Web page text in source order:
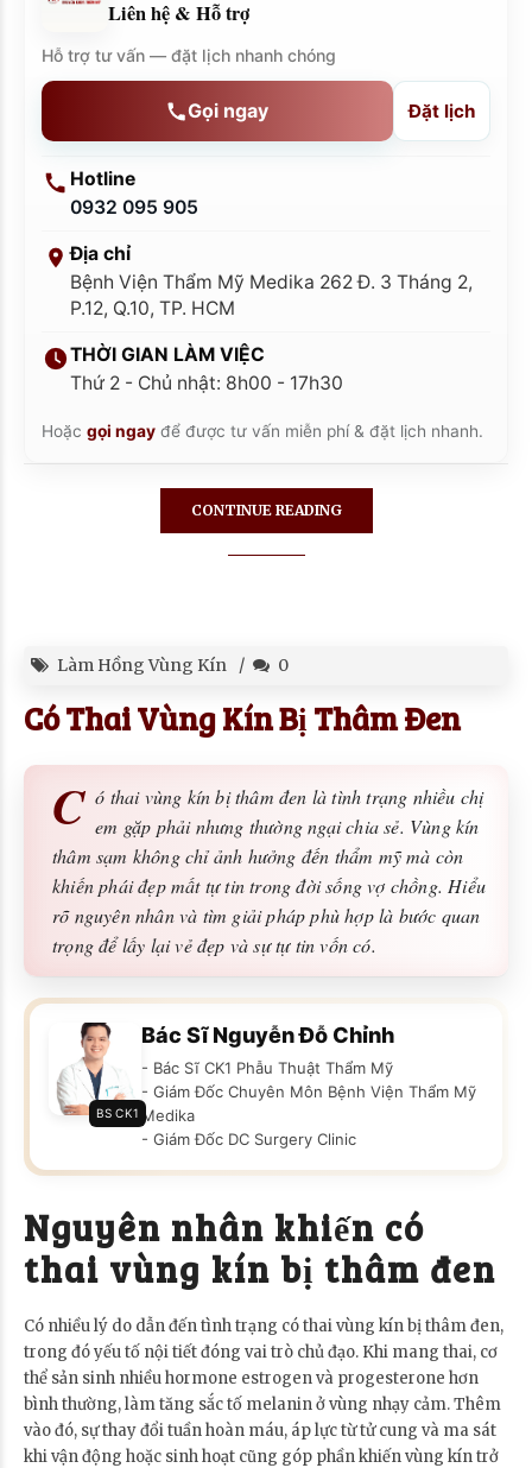
Liên hệ & Hỗ trợ
Hỗ trợ tư vấn — đặt lịch nhanh chóng
Gọi ngay Đặt lịch
Hotline
0932 095 905
Địa chỉ
Bệnh Viện Thẩm Mỹ Medika 262 Đ. 3 Tháng 2,
P.12, Q.10, TP. HCM
THỜI GIAN LÀM VIỆC
Thứ 2 - Chủ nhật: 8h00 - 17h30
Hoặc gọi ngay để được tư vấn miễn phí & đặt lịch nhanh.
CONTINUE READING
Làm Hồng Vùng Kín 0
Có Thai Vùng Kín Bị Thâm Đen
C ó thai vùng kín bị thâm đen là tình trạng nhiều chị
em gặp phải nhưng thường ngại chia sẻ. Vùng kín
thâm sạm không chỉ ảnh hưởng đến thẩm mỹ mà còn
khiến phái đẹp mất tự tin trong đời sống vợ chồng. Hiểu
rõ nguyên nhân và tìm giải pháp phù hợp là bước quan
trọng để lấy lại vẻ đẹp và sự tự tin vốn có.
BS CK1
Bác Sĩ Nguyễn Đỗ Chỉnh
- Bác Sĩ CK1 Phẫu Thuật Thẩm Mỹ
- Giám Đốc Chuyên Môn Bệnh Viện Thẩm Mỹ
Medika
- Giám Đốc DC Surgery Clinic
Nguyên nhân khiến có
thai vùng kín bị thâm đen
Có nhiều lý do dẫn đến tình trạng có thai vùng kín bị thâm đen,
trong đó yếu tố nội tiết đóng vai trò chủ đạo. Khi mang thai, cơ
thể sản sinh nhiều hormone estrogen và progesterone hơn
bình thường, làm tăng sắc tố melanin ở vùng nhạy cảm. Thêm
vào đó, sự thay đổi tuần hoàn máu, áp lực từ tử cung và ma sát
khi vận động hoặc sinh hoạt cũng góp phần khiến vùng kín trở